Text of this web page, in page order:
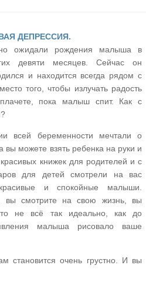
ДЕПРЕССИЯ.
ожидали рождения малыша в
девяти месяцев. Сейчас он
и находится всегда рядом с
того, чтобы излучать радость
плачете, пока малыш спит. Как с
всей беременности мечтали о
вы можете взять ребенка на руки и
книжек для родителей и с
для детей смотрели на вас
и спокойные малыши.
вы смотрите на свою жизнь, вы
не всё так идеально, как до
малыша рисовало ваше
становится очень грустно. И вы